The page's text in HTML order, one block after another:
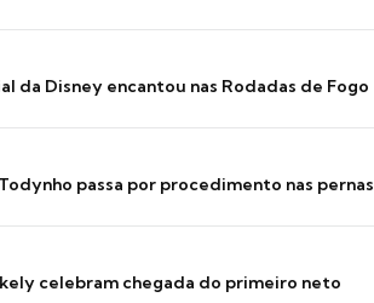
da Disney encantou nas Rodadas de Fogo
passa por procedimento nas pernas
celebram chegada do primeiro neto